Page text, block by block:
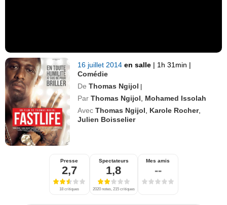
16 juillet 2014en salle | 1h 31min |
Comédie
De Thomas Ngijol |
Par Thomas Ngijol
Mohamed Issolah
Avec Thomas Ngijol Karole Rocher,
Julien Boisselier
Presse
2,7
18 critiques
Spectateurs
1,8
2020 notes, 215 critiques
Mes amis
--